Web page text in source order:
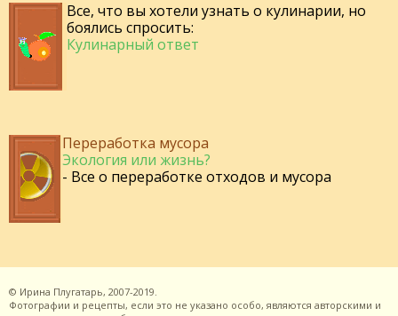
Все, что вы хотели узнать о кулинарии, но
боялись спросить:
Кулинарный ответ
Переработка мусора
Экология или жизнь?
- Все о переработке отходов и мусора
© Ирина Плугатарь, 2007-2019.
Фотографии и рецепты, если это не указано особо, являются авторскими и